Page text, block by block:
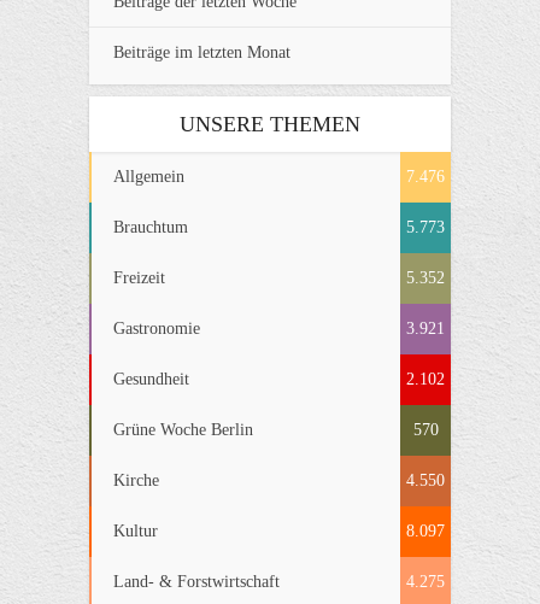
Beiträge im letzten Monat
UNSERE THEMEN
Allgemein 7.476
Brauchtum 5.773
Freizeit 5.352
Gastronomie 3.921
Gesundheit 2.102
Grüne Woche Berlin 570
Kirche 4.550
Kultur 8.097
Land- & Forstwirtschaft 4.275